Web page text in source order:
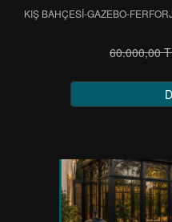
KIŞ BAHÇESİ-GAZEBO-
60.000,00